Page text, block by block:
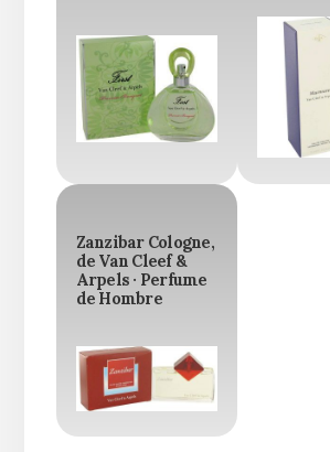
Zanzibar Cologne,
de Van Cleef &
Arpels · Perfume
de Hombre